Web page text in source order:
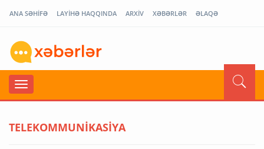
ANA SƏHİFƏ LAYİHƏ HAQQINDA ARXİV XƏBƏRLƏR ƏLAQƏ
TELEKOMMUNİKASİYA